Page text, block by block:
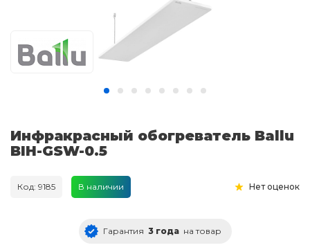
Инфракрасный обогреватель Ballu
BIH-GSW-0.5
Код: 9185 В наличии Нет оценок
Гарантия 3 года на товар